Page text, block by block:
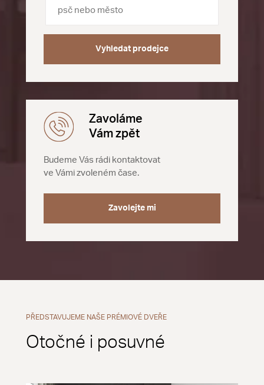
Vyhledat prodejce
Zavoláme
Vám zpět
Budeme Vás rádi kontaktovat
ve Vámi zvoleném čase.
Zavolejte mi
PŘEDSTAVUJEME NAŠE PRÉMIOVÉ DVEŘE
Otočné i posuvné